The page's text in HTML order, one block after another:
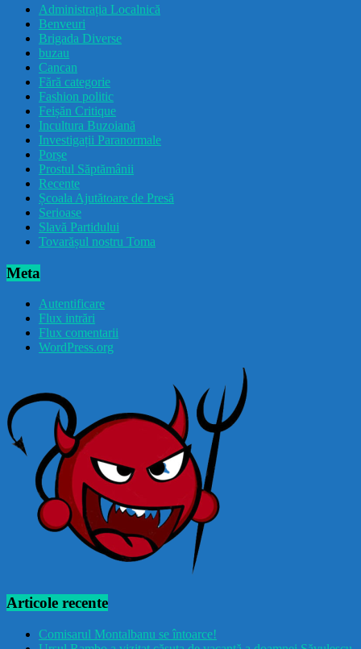
Administrația Localnică
Benveuri
Brigada Diverse
buzau
Cancan
Fără categorie
Fashion politic
Feișăn Critique
Incultura Buzoiană
Investigații Paranormale
Porșe
Prostul Săptămânii
Recente
Școala Ajutătoare de Presă
Serioase
Slavă Partidului
Tovarășul nostru Toma
Meta
Autentificare
Flux intrări
Flux comentarii
WordPress.org
Articole recente
Comisarul Montalbanu se întoarce!